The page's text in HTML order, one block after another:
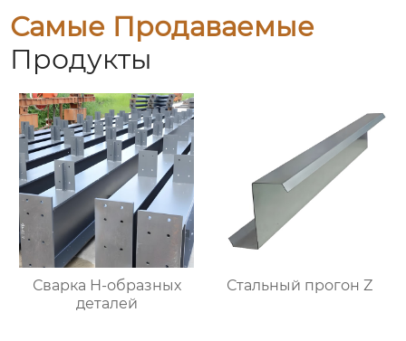
Самые Продаваемые
Продукты
Сварка Н-образных
деталей
Стальный прогон Z